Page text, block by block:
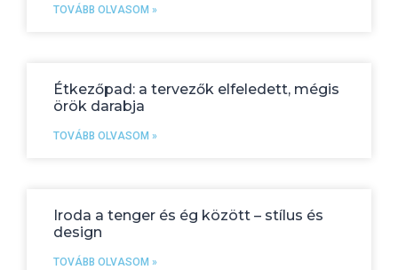
TOVÁBB OLVASOM »
Étkezőpad: a tervezők elfeledett, mégis
örök darabja
TOVÁBB OLVASOM »
Iroda a tenger és ég között – stílus és
design
TOVÁBB OLVASOM »